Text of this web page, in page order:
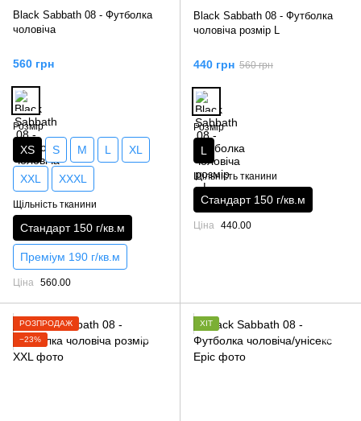
Black Sabbath 08 - Футболка
чоловіча
560 грн
Розмір
XS S M L XL
XXL XXXL
Щільність тканини
Стандарт 150 г/кв.м
Преміум 190 г/кв.м
Ціна 560.00
Black Sabbath 08 - Футболка
чоловіча розмір L
440 грн 560 грн
Розмір
L
Щільність тканини
Стандарт 150 г/кв.м
Ціна 440.00
РОЗПРОДАЖ
−23%
ХІТ